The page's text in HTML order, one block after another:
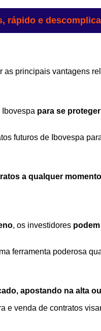
rápido e
principais vantagens
para se
futuros de Ibovespa
a qualquer momento
, os investidores
ferramenta poderosa
apostando na alta
e venda de contratos